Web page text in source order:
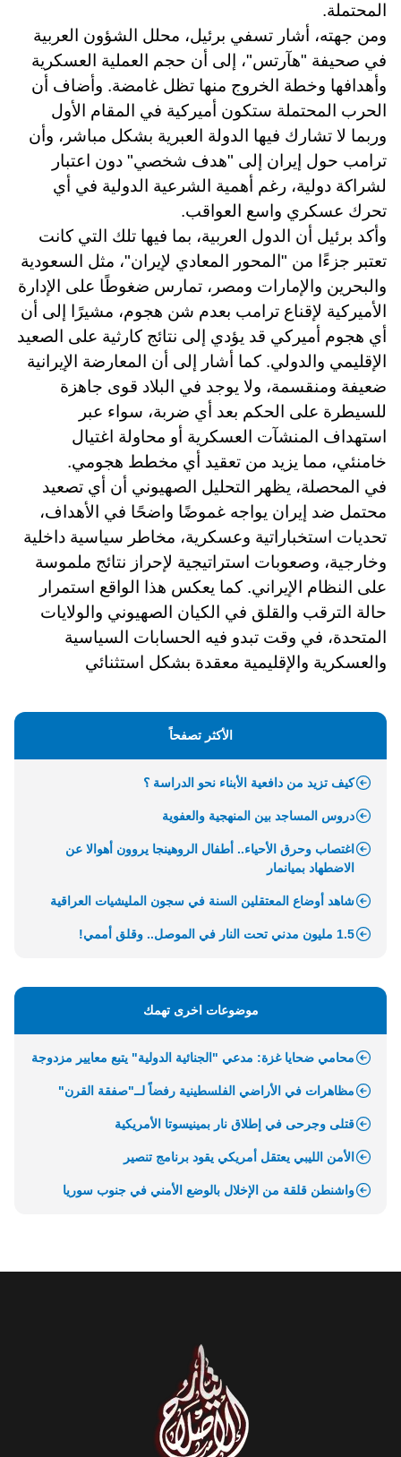
المحتملة.
ومن جهته، أشار تسفي برئيل، محلل الشؤون العربية
في صحيفة "هآرتس"، إلى أن حجم العملية العسكرية
وأهدافها وخطة الخروج منها تظل غامضة. وأضاف أن
الحرب المحتملة ستكون أميركية في المقام الأول
وربما لا تشارك فيها الدولة العبرية بشكل مباشر، وأن
ترامب حول إيران إلى "هدف شخصي" دون اعتبار
لشراكة دولية، رغم أهمية الشرعية الدولية في أي
تحرك عسكري واسع العواقب.
وأكد برئيل أن الدول العربية، بما فيها تلك التي كانت
تعتبر جزءًا من "المحور المعادي لإيران"، مثل السعودية
والبحرين والإمارات ومصر، تمارس ضغوطًا على الإدارة
الأميركية لإقناع ترامب بعدم شن هجوم، مشيرًا إلى أن
أي هجوم أميركي قد يؤدي إلى نتائج كارثية على الصعيد
الإقليمي والدولي. كما أشار إلى أن المعارضة الإيرانية
ضعيفة ومنقسمة، ولا يوجد في البلاد قوى جاهزة
للسيطرة على الحكم بعد أي ضربة، سواء عبر
استهداف المنشآت العسكرية أو محاولة اغتيال
خامنئي، مما يزيد من تعقيد أي مخطط هجومي.
في المحصلة، يظهر التحليل الصهيوني أن أي تصعيد
محتمل ضد إيران يواجه غموضًا واضحًا في الأهداف،
تحديات استخباراتية وعسكرية، مخاطر سياسية داخلية
وخارجية، وصعوبات استراتيجية لإحراز نتائج ملموسة
على النظام الإيراني. كما يعكس هذا الواقع استمرار
حالة الترقب والقلق في الكيان الصهيوني والولايات
المتحدة، في وقت تبدو فيه الحسابات السياسية
والعسكرية والإقليمية معقدة بشكل استثنائي
الأكثر تصفحاً
كيف تزيد من دافعية الأبناء نحو الدراسة ؟
دروس المساجد بين المنهجية والعفوية
اغتصاب وحرق الأحياء.. أطفال الروهينجا يروون أهوالا عن
الاضطهاد بميانمار
شاهد أوضاع المعتقلين السنة في سجون المليشيات العراقية
1.5 مليون مدني تحت النار في الموصل.. وقلق أممي!
موضوعات اخرى تهمك
محامي ضحايا غزة: مدعي "الجنائية الدولية" يتبع معايير مزدوجة
مظاهرات في الأراضي الفلسطينية رفضاً لــ"صفقة القرن"
قتلى وجرحى في إطلاق نار بمينيسوتا الأمريكية
الأمن الليبي يعتقل أمريكي يقود برنامج تنصير
واشنطن قلقة من الإخلال بالوضع الأمني في جنوب سوريا